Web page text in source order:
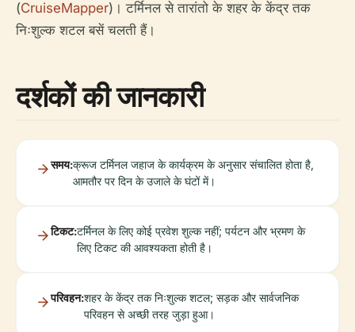
(CruiseMapper)। टर्मिनल से तारांतो के शहर के केंद्र तक
निःशुल्क शटल बसें चलती हैं।
दर्शकों की जानकारी
समय:क्रूज टर्मिनल जहाज के कार्यक्रम के अनुसार संचालित होता है,
आमतौर पर दिन के उजाले के घंटों में।
टिकट:टर्मिनल के लिए कोई प्रवेश शुल्क नहीं; पर्यटन और भ्रमण के
लिए टिकट की आवश्यकता होती है।
परिवहन:शहर के केंद्र तक निःशुल्क शटल; सड़क और सार्वजनिक
परिवहन से अच्छी तरह जुड़ा हुआ।